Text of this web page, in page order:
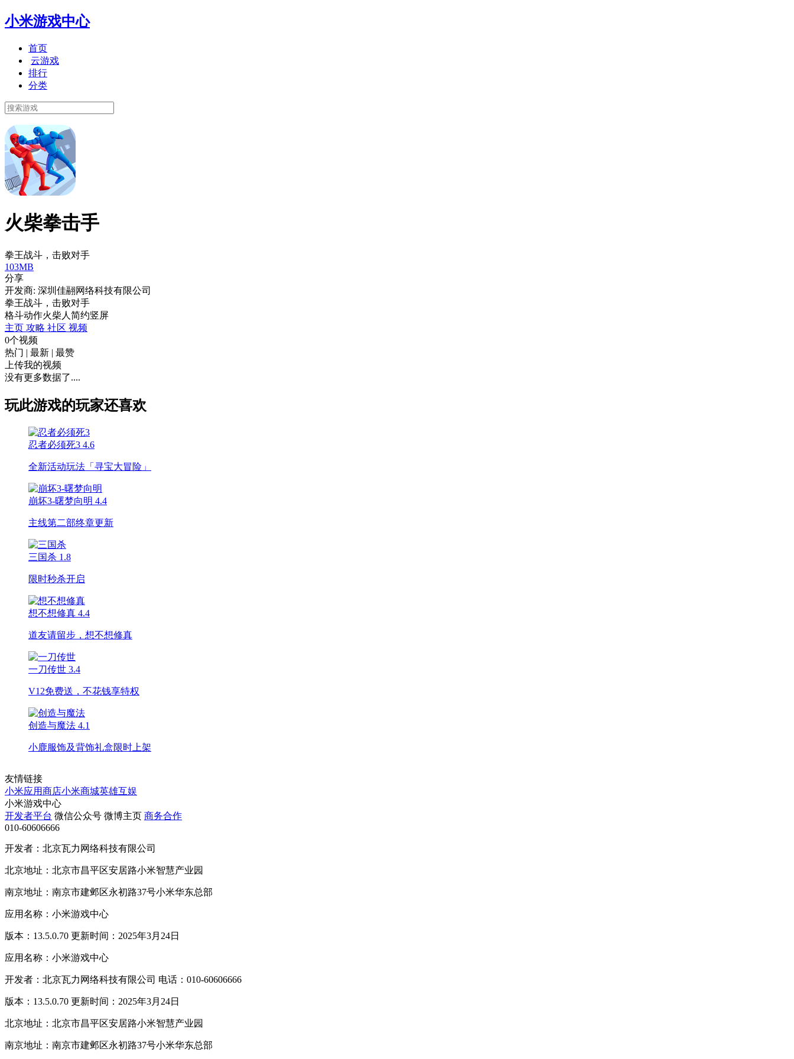
小米游戏中心
首页
云游戏
排行
分类
火柴拳击手
拳王战斗，击败对手
103MB
分享
开发商: 深圳佳翮网络科技有限公司
拳王战斗，击败对手
格斗动作火柴人 简约竖屏
主页 攻略 社区 视频
0个视频
热门 | 最新 | 最赞
上传我的视频
没有更多数据了....
玩此游戏的玩家还喜欢
忍者必须死3 4.6
全新活动玩法「寻宝大冒险」
崩坏3-曙梦向明 4.4
主线第二部终章更新
三国杀 1.8
限时秒杀开启
想不想修真 4.4
道友请留步，想不想修真
一刀传世 3.4
V12免费送，不花钱享特权
创造与魔法 4.1
小鹿服饰及背饰礼盒限时上架
友情链接
小米应用商店小米商城英雄互娱
小米游戏中心
开发者平台 微信公众号 微博主页 商务合作
010-60606666
开发者：北京瓦力网络科技有限公司
北京地址：北京市昌平区安居路小米智慧产业园
南京地址：南京市建邺区永初路37号小米华东总部
应用名称：小米游戏中心
版本：13.5.0.70 更新时间：2025年3月24日
应用名称：小米游戏中心
开发者：北京瓦力网络科技有限公司 电话：010-60606666
版本：13.5.0.70 更新时间：2025年3月24日
北京地址：北京市昌平区安居路小米智慧产业园
南京地址：南京市建邺区永初路37号小米华东总部